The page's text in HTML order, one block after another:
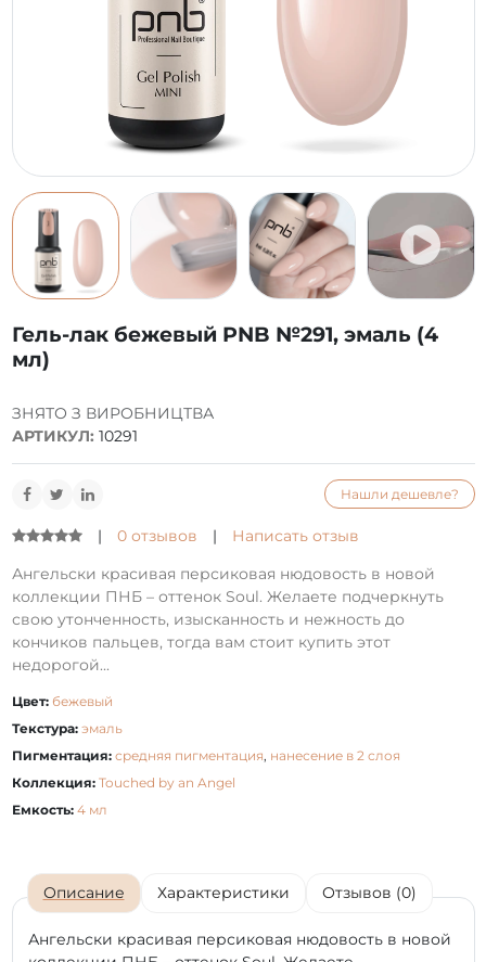
Гель-лак бежевый PNB №291, эмаль (4
мл)
| 0 отзывов |
Написать отзыв
Ангельски красивая персиковая нюдовость в новой
коллекции ПНБ – оттенок Soul. Желаете подчеркнуть
свою утонченность, изысканность и нежность до
кончиков пальцев, тогда вам стоит купить этот
недорогой...
Цвет: бежевый
Текстура: эмаль
Пигментация: средняя пигментация, нанесение в 2 слоя
Коллекция: Touched by an Angel
Емкость: 4 мл
ЗНЯТО З ВИРОБНИЦТВА
АРТИКУЛ: 10291
Нашли дешевле?
Описание Характеристики Отзывов (0)
Ангельски красивая персиковая нюдовость в новой